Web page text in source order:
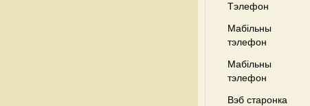
Тэлефон
Мабільны
тэлефон
Мабільны
тэлефон
Вэб старонка